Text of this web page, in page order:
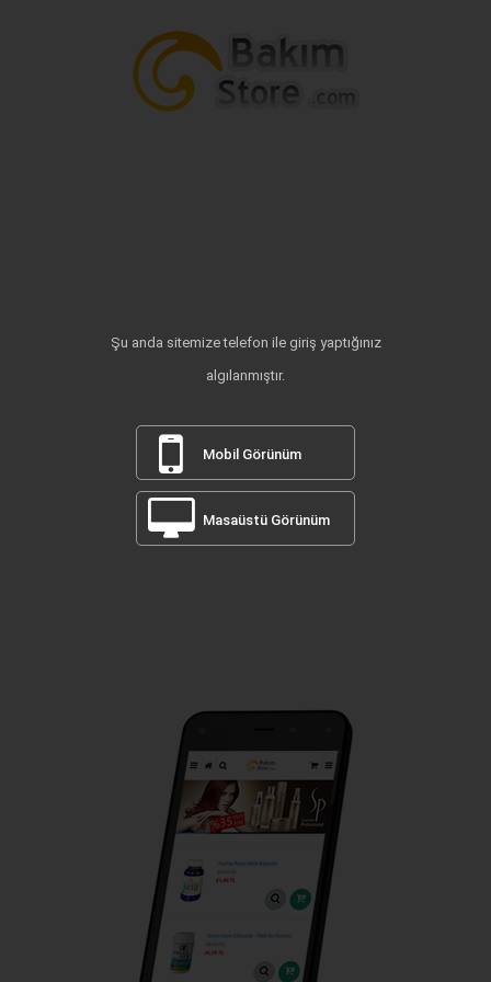
Şu anda sitemize telefon ile giriş yaptığınız
algılanmıştır.
Mobil Görünüm
Masaüstü Görünüm